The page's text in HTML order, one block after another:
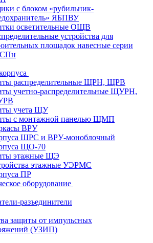
с блоком «рубильник-
ЯБПВУ
осветительные ОЩВ
устройства для
площадок навесные серии
распределительные ЩРН, ЩРВ
учетно-распределительные ЩУРН,
учета ЩУ
с монтажной панелью ЩМП
ВРУ
ШРС и ВРУ-моноблочный
ЩО-70
этажные ЩЭ
этажные УЭРМС
ПР
оборудование
разъединители
защиты от импульсных
(УЗИП)